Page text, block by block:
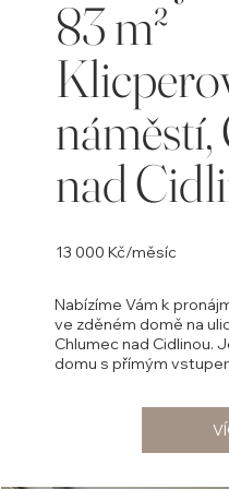
83 m²
nad
13 000 Kč/měsíc
Nabízíme Vám k
ve zděném domě na
Chlumec nad Cidlinou.
domu s přímým